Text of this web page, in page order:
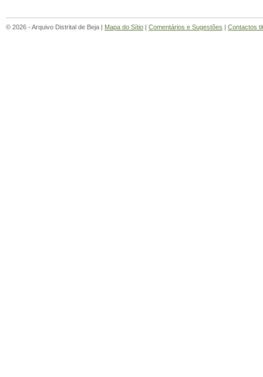
© 2026 - Arquivo Distrital de Beja | Mapa do Sítio | Comentários e Sugestões | Contactos